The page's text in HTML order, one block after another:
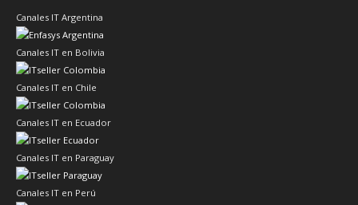
Canales IT Argentina
Canales IT en Bolivia
Canales IT en Chile
Canales IT en Ecuador
Canales IT en Paraguay
Canales IT en Perú